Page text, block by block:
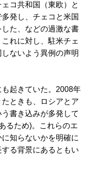
コ共和国（東欧）と
発し、チェコと米国
た、などの過激な書
れに対し、駐米チェ
ないよう異例の声明
起きていた。2008年
ときも、ロシアとア
書き込みが多発して
るため)。これらのエ
知らないかを明確に
る背景にあるともい